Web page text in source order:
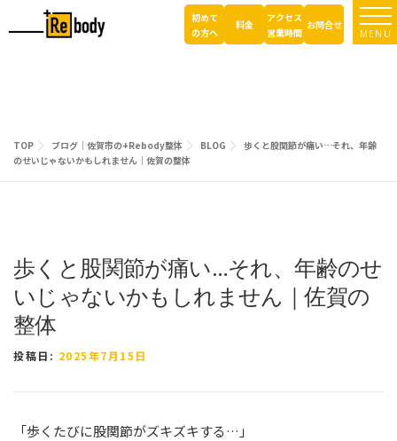
初めて
の方へ
料金
アクセス
営業時間
お問合せ
MENU
TOP ブログ｜佐賀市の+Rebody整体 BLOG
歩くと股関節が痛い…それ、年齢
のせいじゃないかもしれません｜佐賀の整体
歩くと股関節が痛い…それ、年齢のせ
いじゃないかもしれません｜佐賀の
整体
投稿日: 2025年7月15日
「歩くたびに股関節がズキズキする…」